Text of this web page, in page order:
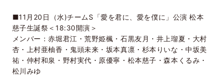
■11 月 20 日（水)チームS 「愛を君に、愛を僕に」公演 松本
慈子生誕祭＜ 18:30開演＞
メンバー：赤堀君江・荒野姫楓・石黒友月・井上瑠夏・大村
杏・上村亜柚香・鬼頭未来・坂本真凛・杉本りいな・中坂美
祐・仲村和泉・野村実代・原優寧・松本慈子・森本くるみ・
松川みゆ